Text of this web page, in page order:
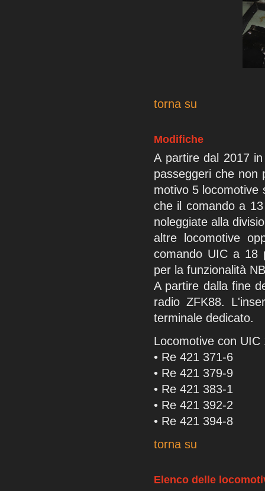
torna su
Modifiche
A partire dal 2017
passeggeri che non
motivo 5 locomotive
che il comando a
noleggiate alla
altre locomotive
comando UIC a 18
per la funzionalità
A partire dalla fine
radio ZFK88.
terminale dedicato.
Locomotive con UIC
• Re 421 371-6
• Re 421 379-9
• Re 421 383-1
• Re 421 392-2
• Re 421 394-8
torna su
Elenco delle